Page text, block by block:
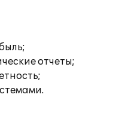
отчеты;